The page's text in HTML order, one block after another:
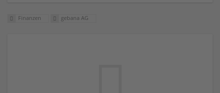
Finanzen gebana AG